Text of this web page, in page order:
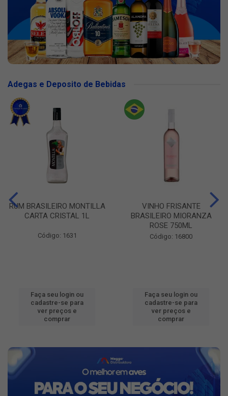
Adegas e Deposito de Bebidas
RUM BRASILEIRO MONTILLA
CARTA CRISTAL 1L
Código: 1631
Faça seu login ou
cadastre-se para
ver preços e
comprar
VINHO FRISANTE
BRASILEIRO MIORANZA
ROSE 750ML
Código: 16800
Faça seu login ou
cadastre-se para
ver preços e
comprar